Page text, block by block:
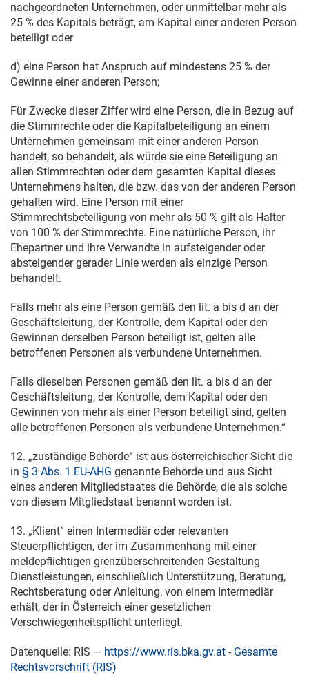
nachgeordneten Unternehmen, oder unmittelbar mehr als
25 % des Kapitals beträgt, am Kapital einer anderen Person
beteiligt oder
d) eine Person hat Anspruch auf mindestens 25 % der
Gewinne einer anderen Person;
Für Zwecke dieser Ziffer wird eine Person, die in Bezug auf
die Stimmrechte oder die Kapitalbeteiligung an einem
Unternehmen gemeinsam mit einer anderen Person
handelt, so behandelt, als würde sie eine Beteiligung an
allen Stimmrechten oder dem gesamten Kapital dieses
Unternehmens halten, die bzw. das von der anderen Person
gehalten wird. Eine Person mit einer
Stimmrechtsbeteiligung von mehr als 50 % gilt als Halter
von 100 % der Stimmrechte. Eine natürliche Person, ihr
Ehepartner und ihre Verwandte in aufsteigender oder
absteigender gerader Linie werden als einzige Person
behandelt.
Falls mehr als eine Person gemäß den lit. a bis d an der
Geschäftsleitung, der Kontrolle, dem Kapital oder den
Gewinnen derselben Person beteiligt ist, gelten alle
betroffenen Personen als verbundene Unternehmen.
Falls dieselben Personen gemäß den lit. a bis d an der
Geschäftsleitung, der Kontrolle, dem Kapital oder den
Gewinnen von mehr als einer Person beteiligt sind, gelten
alle betroffenen Personen als verbundene Unternehmen.“
12. „zuständige Behörde“ ist aus österreichischer Sicht die
in § 3 Abs. 1 EU-AHG genannte Behörde und aus Sicht
eines anderen Mitgliedstaates die Behörde, die als solche
von diesem Mitgliedstaat benannt worden ist.
13. „Klient“ einen Intermediär oder relevanten
Steuerpflichtigen, der im Zusammenhang mit einer
meldepflichtigen grenzüberschreitenden Gestaltung
Dienstleistungen, einschließlich Unterstützung, Beratung,
Rechtsberatung oder Anleitung, von einem Intermediär
erhält, der in Österreich einer gesetzlichen
Verschwiegenheitspflicht unterliegt.
Datenquelle: RIS — https://www.ris.bka.gv.at - Gesamte
Rechtsvorschrift (RIS)